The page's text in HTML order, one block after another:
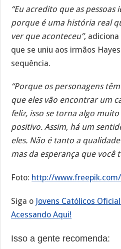
“Eu acredito que as pessoas
porque é uma história real
ver que aconteceu”, adiciona
que se uniu aos irmãos
sequência.
“Porque os personagens
que eles vão encontrar um
feliz, isso se torna algo
positivo. Assim, há um
eles. Não é tanto a
mas da esperança que você
Foto: http://www.freepik.com/
Siga o Jovens Católicos
Acessando Aqui!
Isso a gente recomenda: